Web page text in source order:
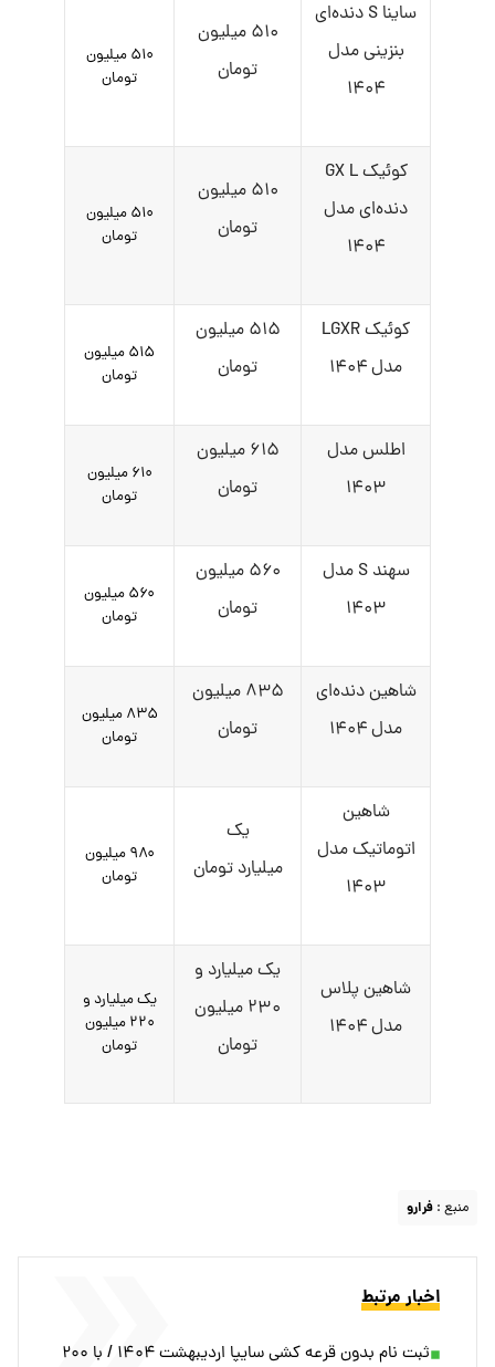
ساینا S دنده‌ای
بنزینی مدل
۱۴۰۴
۵۱۰ میلیون
تومان
۵۱۰ میلیون
تومان
کوئیک GX L
دنده‌ای مدل
۱۴۰۴
۵۱۰ میلیون
تومان
۵۱۰ میلیون
تومان
کوئیک LGXR
مدل ۱۴۰۴
۵۱۵ میلیون
تومان
۵۱۵ میلیون
تومان
اطلس مدل
۱۴۰۳
۶۱۵ میلیون
تومان
۶۱۰ میلیون
تومان
سهند S مدل
۱۴۰۳
۵۶۰ میلیون
تومان
۵۶۰ میلیون
تومان
شاهین دنده‌ای
مدل ۱۴۰۴
۸۳۵ میلیون
تومان
۸۳۵ میلیون
تومان
شاهین
اتوماتیک مدل
۱۴۰۳
یک
میلیارد تومان
۹۸۰ میلیون
تومان
شاهین پلاس
مدل ۱۴۰۴
یک میلیارد و
۲۳۰ میلیون
تومان
یک میلیارد و
۲۲۰ میلیون
تومان
منبع : فرارو
اخبار مرتبط
ثبت نام بدون قرعه کشی سایپا اردیبهشت ۱۴۰۴ / با ۲۰۰